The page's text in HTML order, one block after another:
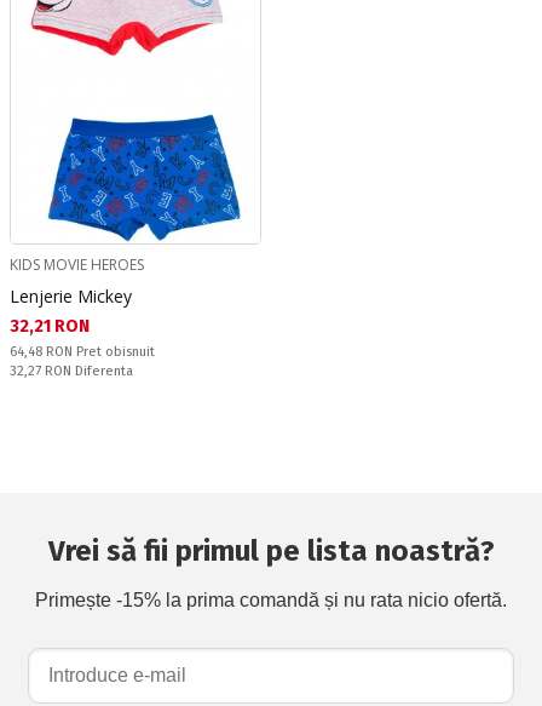
KIDS MOVIE HEROES
Lenjerie Mickey
Текуща цена:
32,21 RON
Pret obisnuit:
64,48 RON Pret obisnuit
Спестявате:
32,27 RON Diferenta
Vrei să fii primul pe lista noastră?
Primește -15% la prima comandă și nu rata nicio ofertă.